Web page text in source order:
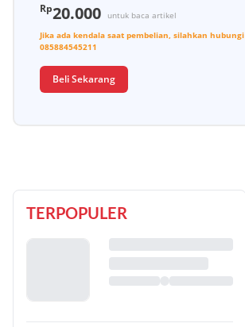
Rp20.000
untuk baca artikel
Jika ada kendala saat pembelian, silahkan hubungi
085884545211
Beli Sekarang
TERPOPULER